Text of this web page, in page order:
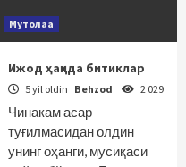
Мутолаа
Ижод ҳақида битиклар
5 yil oldin Behzod 2 029
Чинакам асар
туғилмасидан олдин
унинг оҳанги, мусиқаси